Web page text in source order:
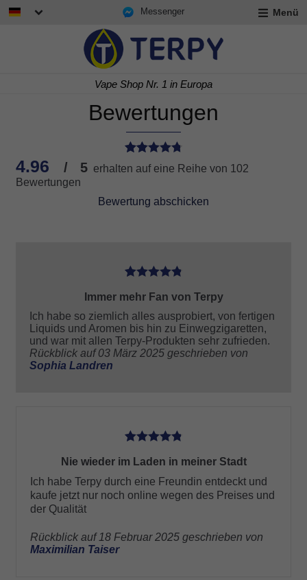
Messenger Menü
Vape Shop Nr. 1 in Europa
Bewertungen
4.96
4.96 / 5erhalten auf eine Reihe von 102
Bewertungen
Bewertung abschicken
Immer mehr Fan von Terpy
Ich habe so ziemlich alles ausprobiert, von fertigen
Liquids und Aromen bis hin zu Einwegzigaretten,
und war mit allen Terpy-Produkten sehr zufrieden.
Rückblick auf 03 März 2025 geschrieben von
Sophia Landren
Nie wieder im Laden in meiner Stadt
Ich habe Terpy durch eine Freundin entdeckt und
kaufe jetzt nur noch online wegen des Preises und
der Qualität
Rückblick auf 18 Februar 2025 geschrieben von
Maximilian Taiser